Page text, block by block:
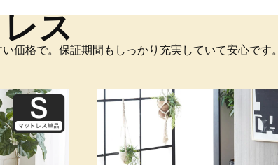
ス
価格で。保証期間もしっかり充実していて安心です。